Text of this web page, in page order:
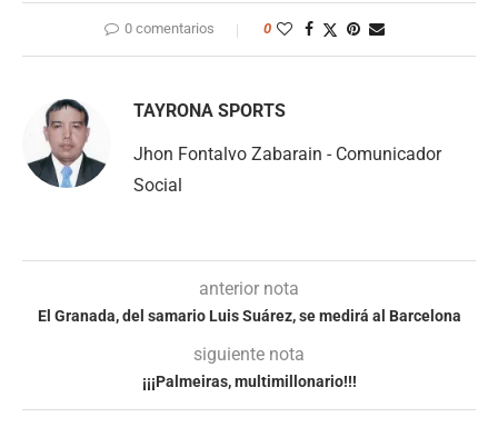
0 comentarios 0
TAYRONA SPORTS
Jhon Fontalvo Zabarain - Comunicador
Social
anterior nota
El Granada, del samario Luis Suárez, se medirá al Barcelona
siguiente nota
¡¡¡Palmeiras, multimillonario!!!